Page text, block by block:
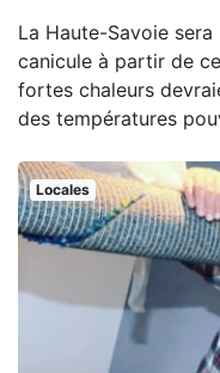
La Haute-Savoie
canicule à partir de
fortes chaleurs
des températures
Locales